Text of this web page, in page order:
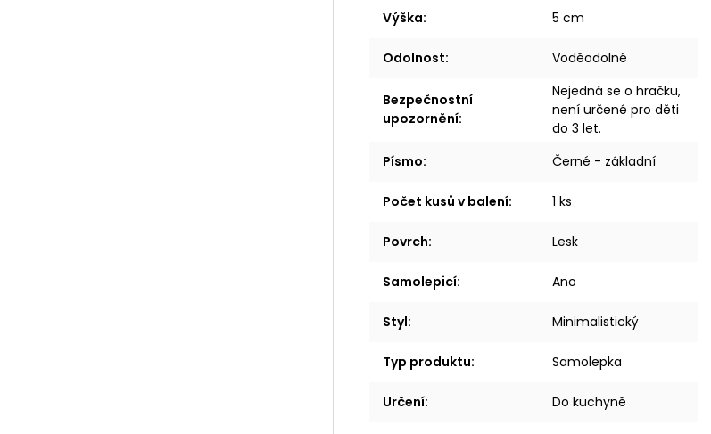
Výška: 5 cm
Odolnost: Voděodolné
Bezpečnostní
upozornění:
Nejedná se o hračku,
není určené pro děti
do 3 let.
Písmo: Černé - základní
Počet kusů v balení: 1 ks
Povrch: Lesk
Samolepicí: Ano
Styl: Minimalistický
Typ produktu: Samolepka
Určení: Do kuchyně